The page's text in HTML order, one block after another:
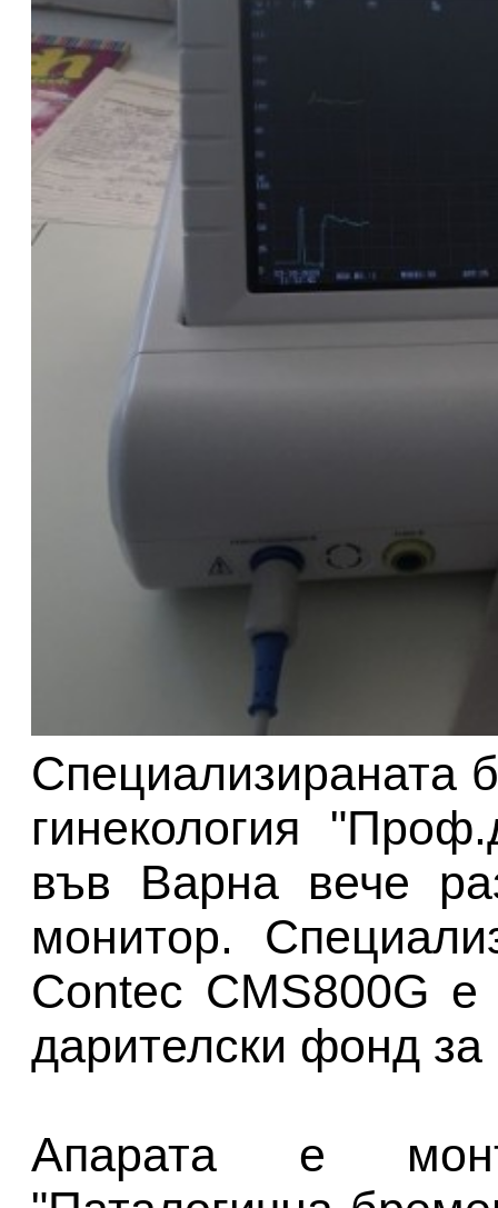
Специализираната
гинекология
във Варна вече
монитор.
Contec CMS800G
дарителски фонд
Апарата е